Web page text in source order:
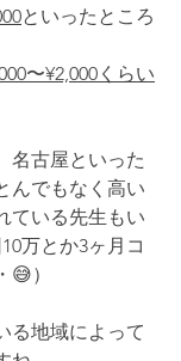
といったところ
〜¥2,000くらい
名古屋といった
んでもなく高い
ている先生もい
万とか3ヶ月コ
）
る地域によって